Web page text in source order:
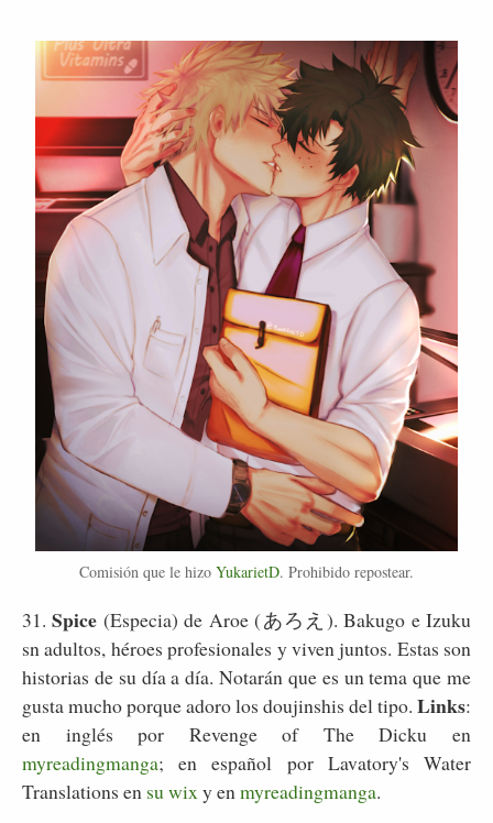
Comisión que le hizo YukarietD. Prohibido repostear.
31.Spice (Especia) de Aroe (あろえ). Bakugo e Izuku
sn adultos, héroes profesionales y viven juntos. Estas son
historias de su día a día. Notarán que es un tema que me
gusta mucho porque adoro los doujinshis del tipo. Links:
en inglés por Revenge of The Dicku en
myreadingmanga; en español por Lavatory's Water
Translations en su wixy enmyreadingmanga.